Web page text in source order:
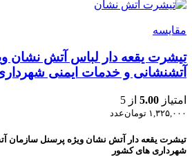
مقایسه
تیشرت یقعه دار لباس آتش نشان
آتشنشانی و خدمات ایمنی
امتیاز 5.00 از 5
۱,۳۲۵,۰۰۰ تومانعدد
تیشرت یقعه دار آتش نشان ویژه پرسنل سازمان
شهرداری های کشور